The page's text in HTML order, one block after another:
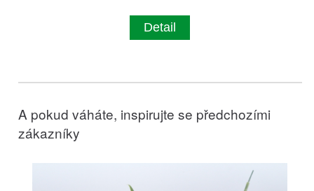
Detail
A pokud váháte, inspirujte se předchozími
zákazníky